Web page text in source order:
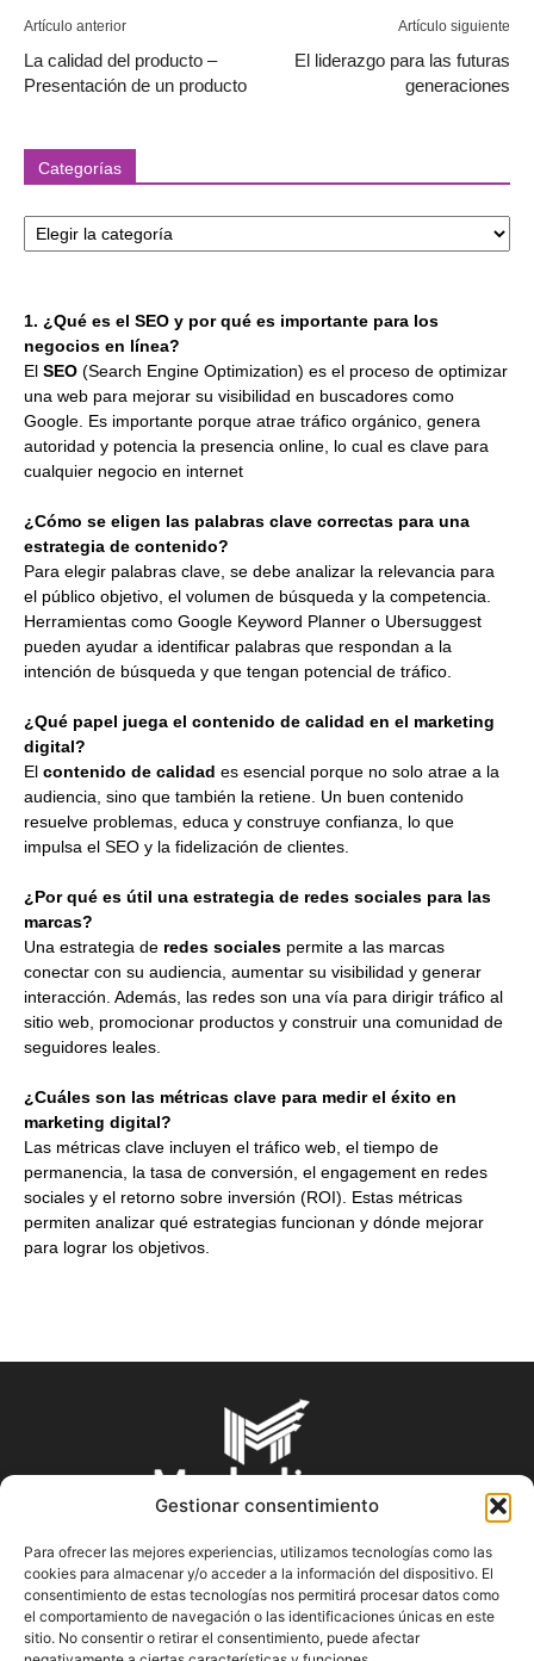
Gestionar consentimiento
Para ofrecer las mejores experiencias, utilizamos tecnologías como las
cookies para almacenar y/o acceder a la información del dispositivo. El
consentimiento de estas tecnologías nos permitirá procesar datos como
el comportamiento de navegación o las identificaciones únicas en este
sitio. No consentir o retirar el consentimiento, puede afectar
Artículo anterior
La calidad del producto –
Presentación de un producto
Artículo siguiente
El liderazgo para las futuras
generaciones
Categorías
1. ¿Qué es el SEO y por qué es importante para los
negocios en línea?
El SEO (Search Engine Optimization) es el proceso de optimizar
una web para mejorar su visibilidad en buscadores como
Google. Es importante porque atrae tráfico orgánico, genera
autoridad y potencia la presencia online, lo cual es clave para
cualquier negocio en internet
¿Cómo se eligen las palabras clave correctas para una
estrategia de contenido?
Para elegir palabras clave, se debe analizar la relevancia para
el público objetivo, el volumen de búsqueda y la competencia.
Herramientas como Google Keyword Planner o Ubersuggest
pueden ayudar a identificar palabras que respondan a la
intención de búsqueda y que tengan potencial de tráfico.
¿Qué papel juega el contenido de calidad en el marketing
digital?
El contenido de calidad es esencial porque no solo atrae a la
audiencia, sino que también la retiene. Un buen contenido
resuelve problemas, educa y construye confianza, lo que
impulsa el SEO y la fidelización de clientes.
¿Por qué es útil una estrategia de redes sociales para las
marcas?
Una estrategia de redes sociales permite a las marcas
conectar con su audiencia, aumentar su visibilidad y generar
interacción. Además, las redes son una vía para dirigir tráfico al
sitio web, promocionar productos y construir una comunidad de
seguidores leales.
¿Cuáles son las métricas clave para medir el éxito en
marketing digital?
Las métricas clave incluyen el tráfico web, el tiempo de
permanencia, la tasa de conversión, el engagement en redes
sociales y el retorno sobre inversión (ROI). Estas métricas
permiten analizar qué estrategias funcionan y dónde mejorar
para lograr los objetivos.
SOBRE NOSOTROS
En Marketin.es encontrarás la más actualizada y veraz